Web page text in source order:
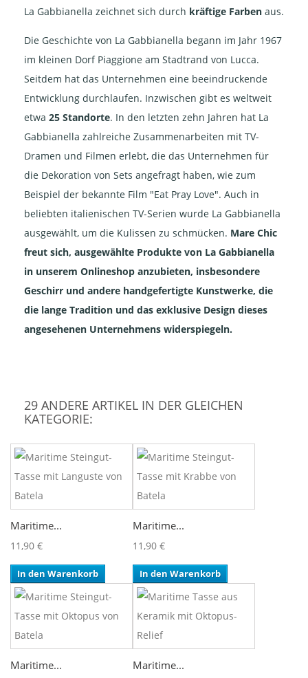
La Gabbianella zeichnet sich durch kräftige Farben aus.
Die Geschichte von La Gabbianella begann im Jahr 1967
im kleinen Dorf Piaggione am Stadtrand von Lucca.
Seitdem hat das Unternehmen eine beeindruckende
Entwicklung durchlaufen. Inzwischen gibt es weltweit
etwa 25 Standorte. In den letzten zehn Jahren hat La
Gabbianella zahlreiche Zusammenarbeiten mit TV-
Dramen und Filmen erlebt, die das Unternehmen für
die Dekoration von Sets angefragt haben, wie zum
Beispiel der bekannte Film "Eat Pray Love". Auch in
beliebten italienischen TV-Serien wurde La Gabbianella
ausgewählt, um die Kulissen zu schmücken. Mare Chic
freut sich, ausgewählte Produkte von La Gabbianella
in unserem Onlineshop anzubieten, insbesondere
Geschirr und andere handgefertigte Kunstwerke, die
die lange Tradition und das exklusive Design dieses
angesehenen Unternehmens widerspiegeln.
29 ANDERE ARTIKEL IN DER GLEICHEN
KATEGORIE:
Maritime...
11,90 €
In den Warenkorb
Maritime...
11,90 €
In den Warenkorb
Maritime... Maritime...